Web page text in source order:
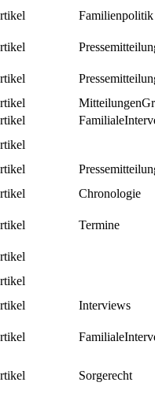
Familienpolitik
Chronologie
Termine
Interviews
Sorgerecht